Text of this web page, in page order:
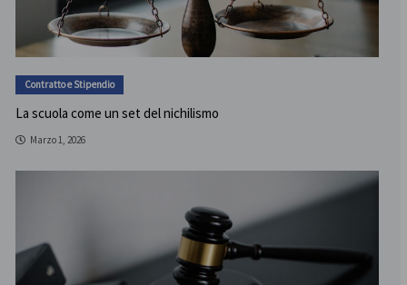
Contratto e Stipendio
La scuola come un set del nichilismo
Marzo 1, 2026